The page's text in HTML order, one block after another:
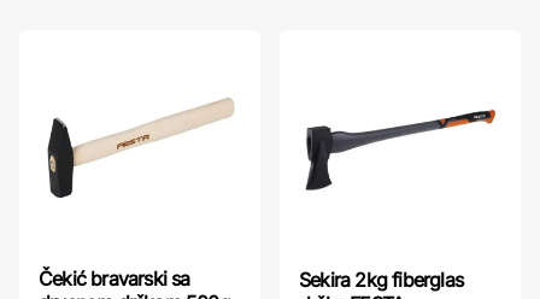
Čekić bravarski sa
Sekira 2kg fiberglas